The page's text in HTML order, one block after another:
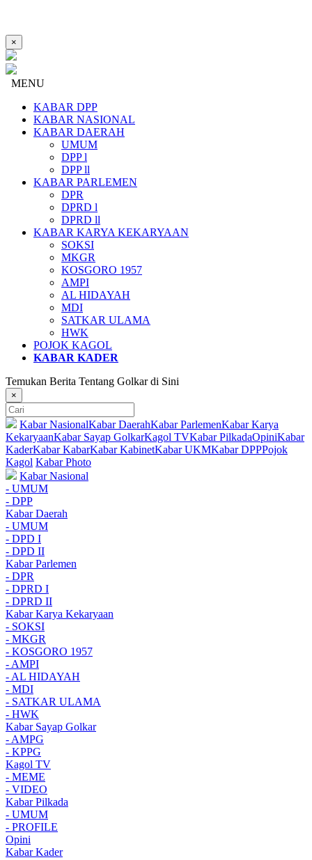
×
MENU
KABAR DPP
KABAR NASIONAL
KABAR DAERAH
UMUM
DPP l
DPP ll
KABAR PARLEMEN
DPR
DPRD l
DPRD ll
KABAR KARYA KEKARYAAN
SOKSI
MKGR
KOSGORO 1957
AMPI
AL HIDAYAH
MDI
SATKAR ULAMA
HWK
POJOK KAGOL
KABAR KADER
Temukan Berita Tentang Golkar di Sini
×
Kabar NasionalKabar DaerahKabar ParlemenKabar Karya
KekaryaanKabar Sayap GolkarKagol TVKabar PilkadaOpiniKabar
KaderKabar KabarKabar KabinetKabar UKMKabar DPPPojok
Kagol Kabar Photo
Kabar Nasional
- UMUM
- DPP
Kabar Daerah
- UMUM
- DPD I
- DPD II
Kabar Parlemen
- DPR
- DPRD I
- DPRD II
Kabar Karya Kekaryaan
- SOKSI
- MKGR
- KOSGORO 1957
- AMPI
- AL HIDAYAH
- MDI
- SATKAR ULAMA
- HWK
Kabar Sayap Golkar
- AMPG
- KPPG
Kagol TV
- MEME
- VIDEO
Kabar Pilkada
- UMUM
- PROFILE
Opini
Kabar Kader